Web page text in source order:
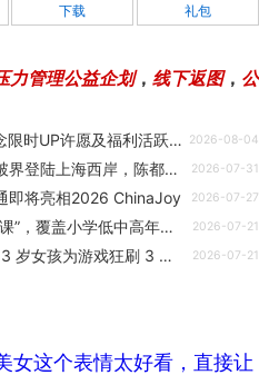
下载 礼包
力管理公益企划， 线下返图， 公
《恋与深空》夏意涌向 | 五星思念限时UP许愿及福利活跃活动即将开启 2026-08-04
我的英雄就是招牌！巨型金克丝破界登陆上海西岸，陈都灵、常华森亮相lolm四周年庆典 2026-07-31
即将亮相2026 ChinaJoy 2026-07-27
阿里千问 App 上线“暑期 AI 通识课”，覆盖小学低中高年级学段 2026-07-21
央视曝乙游年龄门槛形同虚设，13 岁女孩为游戏狂刷 3 万元 2026-07-21
女这个表情太好看，直接让